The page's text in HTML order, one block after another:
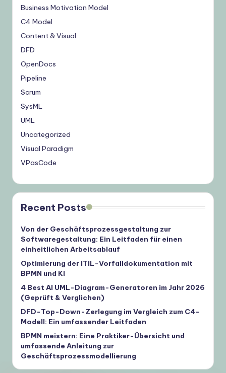
Business Motivation Model
C4 Model
Content & Visual
DFD
OpenDocs
Pipeline
Scrum
SysML
UML
Uncategorized
Visual Paradigm
VPasCode
Recent Posts
Von der Geschäftsprozessgestaltung zur
Softwaregestaltung: Ein Leitfaden für einen
einheitlichen Arbeitsablauf
Optimierung der ITIL-Vorfalldokumentation mit
BPMN und KI
4 Best AI UML-Diagram-Generatoren im Jahr 2026
(Geprüft & Verglichen)
DFD-Top-Down-Zerlegung im Vergleich zum C4-
Modell: Ein umfassender Leitfaden
BPMN meistern: Eine Praktiker-Übersicht und
umfassende Anleitung zur
Geschäftsprozessmodellierung